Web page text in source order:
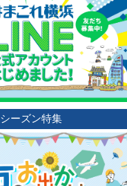
シーズン特集